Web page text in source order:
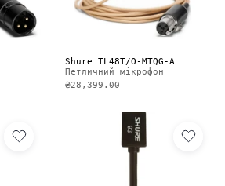
Shure TL48T/O-MTQG-A
Петличний мікрофон
₴28,399.00